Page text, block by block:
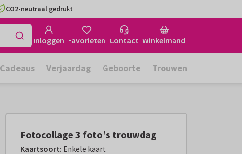
CO2-neutraal gedrukt
Inloggen Favorieten Contact Winkelmand
Cadeaus Verjaardag Geboorte Trouwen
Fotocollage 3 foto's trouwdag
Kaartsoort: Enkele kaart